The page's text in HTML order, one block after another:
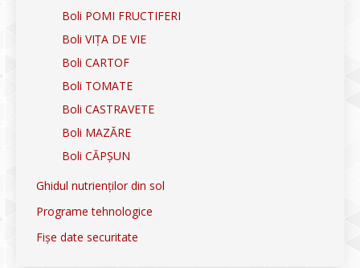
Boli POMI FRUCTIFERI
Boli VIȚA DE VIE
Boli CARTOF
Boli TOMATE
Boli CASTRAVETE
Boli MAZĂRE
Boli CĂPȘUN
Ghidul nutrienților din sol
Programe tehnologice
Fișe date securitate